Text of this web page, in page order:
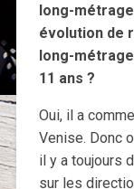
long-
évolution de
long-
11 ans ?
Oui, il a
Venise. Donc
il y a toujours
sur les